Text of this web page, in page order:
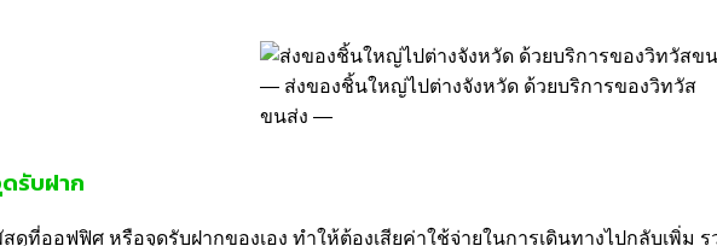
ส่งของชิ้นใหญ่ไปต่างจังหวัด ด้วยบริการของวิทวัส
ขนส่ง
รับฝาก
ดุที่ออฟฟิศ หรือจุดรับฝากของเอง ทำให้ต้องเสียค่าใช้จ่ายในการเดินทางไปกลับเพิ่ม ร